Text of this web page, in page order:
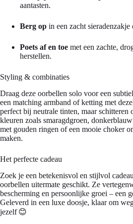
aantasten.
Berg op in een zacht sieradenzakje
Poets af en toe met een zachte,
herstellen.
Styling & combinaties
Draag deze oorbellen solo voor een
een matching armband of ketting met
perfect bij neutrale tinten, maar schitteren
kleuren zoals smaragdgroen,
met gouden ringen of een mooie choker
maken.
Het perfecte cadeau
Zoek je een betekenisvol en stijlvol
oorbellen uitermate geschikt. Ze
bescherming en persoonlijke groei – een
Geleverd in een luxe doosje, klaar om
jezelf 😊